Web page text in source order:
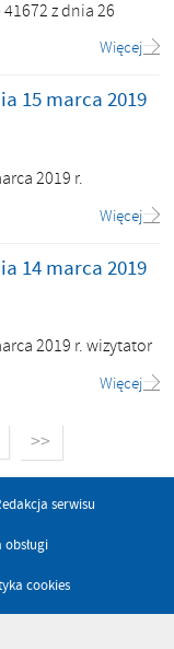
z dnia 26
Więcej
15 marca 2019
2019 r.
Więcej
14 marca 2019
2019 r. wizytator
Więcej
>>
serwisu
cookies